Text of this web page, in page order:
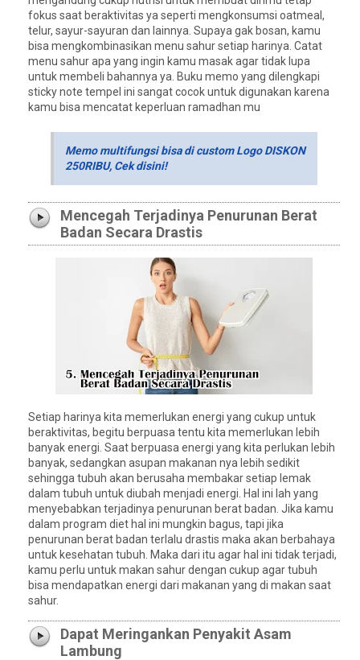
fokus saat beraktivitas ya seperti mengkonsumsi oatmeal,
telur, sayur-sayuran dan lainnya. Supaya gak bosan, kamu
bisa mengkombinasikan menu sahur setiap harinya. Catat
menu sahur apa yang ingin kamu masak agar tidak lupa
untuk membeli bahannya ya. Buku memo yang dilengkapi
sticky note tempel ini sangat cocok untuk digunakan karena
kamu bisa mencatat keperluan ramadhan mu
Memo multifungsi bisa di custom Logo DISKON
250RIBU, Cek disini!
Mencegah Terjadinya Penurunan Berat
Badan Secara Drastis
Setiap harinya kita memerlukan energi yang cukup untuk
beraktivitas, begitu berpuasa tentu kita memerlukan lebih
banyak energi. Saat berpuasa energi yang kita perlukan lebih
banyak, sedangkan asupan makanan nya lebih sedikit
sehingga tubuh akan berusaha membakar setiap lemak
dalam tubuh untuk diubah menjadi energi. Hal ini lah yang
menyebabkan terjadinya penurunan berat badan. Jika kamu
dalam program diet hal ini mungkin bagus, tapi jika
penurunan berat badan terlalu drastis maka akan berbahaya
untuk kesehatan tubuh. Maka dari itu agar hal ini tidak terjadi,
kamu perlu untuk makan sahur dengan cukup agar tubuh
bisa mendapatkan energi dari makanan yang di makan saat
sahur.
Dapat Meringankan Penyakit Asam
Lambung